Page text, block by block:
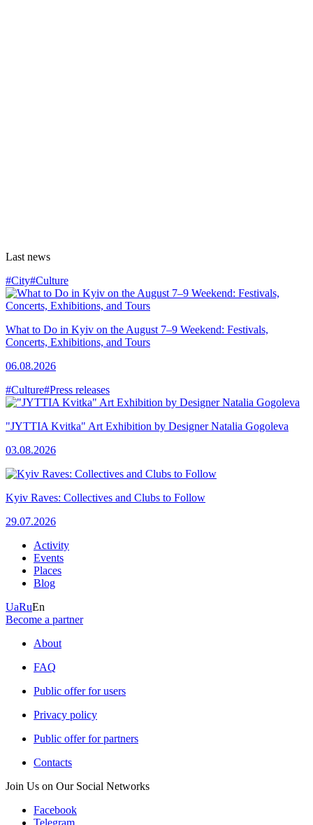
Last news
#City#Culture
What to Do in Kyiv on the August 7–9 Weekend: Festivals,
Concerts, Exhibitions, and Tours
06.08.2026
#Culture#Press releases
"JYTTIA Kvitka" Art Exhibition by Designer Natalia Gogoleva
03.08.2026
Kyiv Raves: Collectives and Clubs to Follow
29.07.2026
Activity
Events
Places
Blog
UaRuEn
Become a partner
About
FAQ
Public offer for users
Privacy policy
Public offer for partners
Contacts
Join Us on Our Social Networks
Facebook